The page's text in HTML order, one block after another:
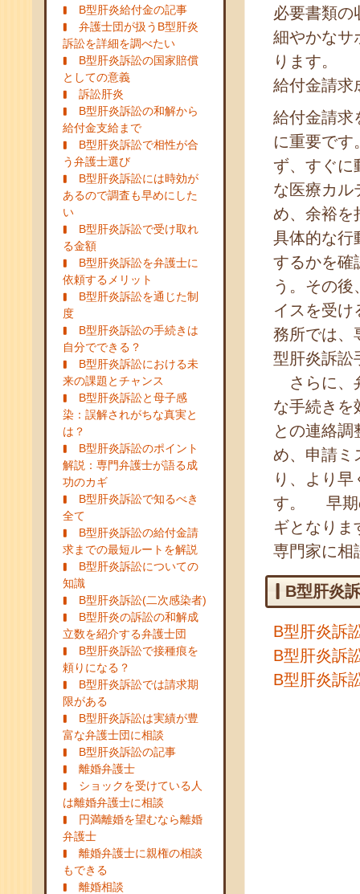
B型肝炎給付金の記事
弁護士団が扱うB型肝炎
訴訟を詳細を調べたい
B型肝炎訴訟の国家賠償
としての意義
訴訟肝炎
B型肝炎訴訟の和解から
給付金支給まで
B型肝炎訴訟で相性が合
う弁護士選び
B型肝炎訴訟には時効が
あるので調査も早めにした
い
B型肝炎訴訟で受け取れ
る金額
B型肝炎訴訟を弁護士に
依頼するメリット
B型肝炎訴訟を通じた制
度
B型肝炎訴訟の手続きは
自分でできる？
B型肝炎訴訟における未
来の課題とチャンス
B型肝炎訴訟と母子感
染：誤解されがちな真実と
は？
B型肝炎訴訟のポイント
解説：専門弁護士が語る成
功のカギ
B型肝炎訴訟で知るべき
全て
B型肝炎訴訟の給付金請
求までの最短ルートを解説
B型肝炎訴訟についての
知識
B型肝炎訴訟(二次感染者)
B型肝炎の訴訟の和解成
立数を紹介する弁護士団
B型肝炎訴訟で接種痕を
頼りになる？
B型肝炎訴訟では請求期
限がある
B型肝炎訴訟は実績が豊
富な弁護士団に相談
B型肝炎訴訟の記事
離婚弁護士
ショックを受けている人
は離婚弁護士に相談
円満離婚を望むなら離婚
弁護士
離婚弁護士に親権の相談
もできる
離婚相談
必要書類の
細やかなサ
ります。
給付金請求
給付金請求
に重要です
ず、すぐに
な医療カル
め、余裕
具体的な行
するかを確
う。その
イスを受け
務所では、
型肝炎訴訟
さらに、
な手続きを
との連絡
め、申請ミ
り、より
す。 早期
ギとなりま
専門家に相
B型肝炎
B型肝炎訴
B型肝炎訴
B型肝炎訴